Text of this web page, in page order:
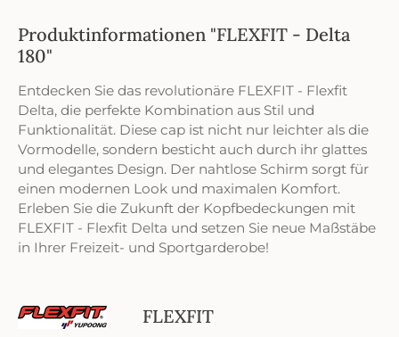
Produktinformationen "FLEXFIT - Delta
180"
Entdecken Sie das revolutionäre FLEXFIT - Flexfit
Delta, die perfekte Kombination aus Stil und
Funktionalität. Diese cap ist nicht nur leichter als die
Vormodelle, sondern besticht auch durch ihr glattes
und elegantes Design. Der nahtlose Schirm sorgt für
einen modernen Look und maximalen Komfort.
Erleben Sie die Zukunft der Kopfbedeckungen mit
FLEXFIT - Flexfit Delta und setzen Sie neue Maßstäbe
in Ihrer Freizeit- und Sportgarderobe!
FLEXFIT